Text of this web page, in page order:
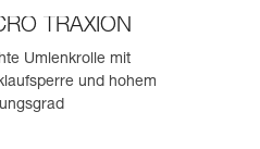
TRAXION
Umlenkrolle mit
und hohem